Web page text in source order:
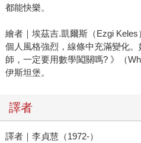
都能快樂。
繪者｜埃茲吉.凱爾斯（Ezgi Keles
個人風格強烈，線條中充滿變化
師，一定要用數學闖關嗎? 》（
伊斯坦堡。
譯者
譯者｜李貞慧（1972-）